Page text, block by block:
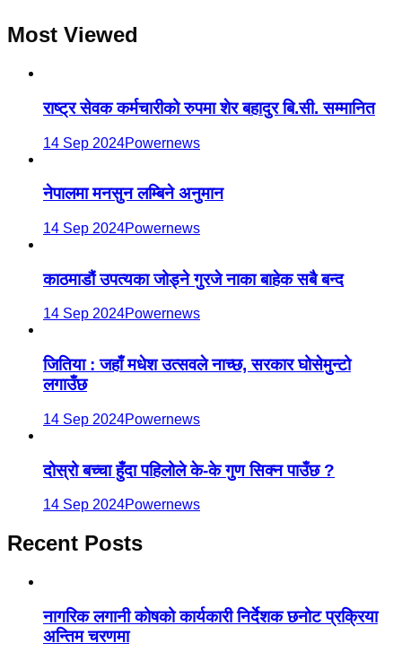
Most Viewed
राष्ट्र सेवक कर्मचारीको रुपमा शेर बहादुर बि.सी. सम्मानित
14 Sep 2024Powernews
नेपालमा मनसुन लम्बिने अनुमान
14 Sep 2024Powernews
काठमाडौं उपत्यका जोड्ने गुरजे नाका बाहेक सबै बन्द
14 Sep 2024Powernews
जितिया : जहाँ मधेश उत्सवले नाच्छ, सरकार घोसेमुन्टो
लगाउँछ
14 Sep 2024Powernews
दोस्रो बच्चा हुँदा पहिलोले के-के गुण सिक्न पाउँछ ?
14 Sep 2024Powernews
Recent Posts
नागरिक लगानी कोषको कार्यकारी निर्देशक छनोट प्रक्रिया
अन्तिम चरणमा